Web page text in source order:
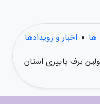
ها » اخبار و رویدادها
برف پاییزی استان